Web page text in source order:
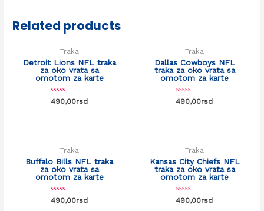
Related products
Traka
Detroit Lions NFL traka
za oko vrata sa
omotom za karte
Rated
0
490,00rsd
Traka
Dallas Cowboys NFL
traka za oko vrata sa
omotom za karte
Rated
0
490,00rsd
Traka
Buffalo Bills NFL traka
za oko vrata sa
omotom za karte
Rated
0
490,00rsd
Traka
Kansas City Chiefs NFL
traka za oko vrata sa
omotom za karte
Rated
0
490,00rsd